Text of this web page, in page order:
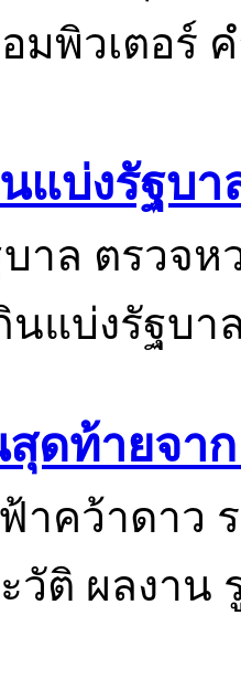
มพิวเตอร์
แบ่งรัฐบา
าล ตรวจ
แบ่งรัฐบา
ดท้ายจาก
าคว้าดาว
วัติ ผลงาน